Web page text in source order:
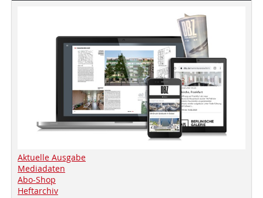
Aktuelle Ausgabe
Mediadaten
Abo-Shop
Heftarchiv